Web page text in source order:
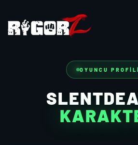
OYUNCU PROFILI